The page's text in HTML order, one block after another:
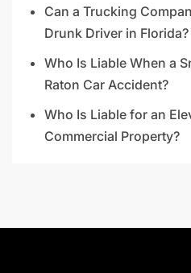
Can a Trucking
Drunk Driver in Florida?
Who Is Liable When a
Raton Car Accident?
Who Is Liable for an
Commercial Property?